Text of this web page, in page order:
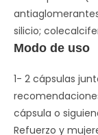
silicio;
Modo de uso
1- 2 cápsulas
cápsula o
Refuerzo y